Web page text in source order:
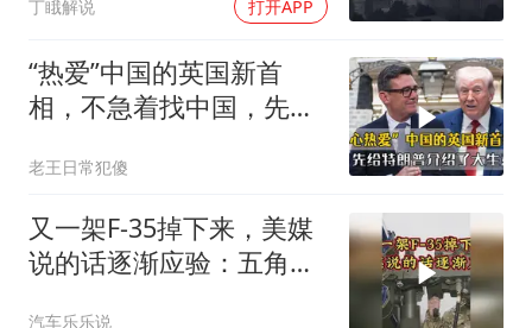
丁睋解说 打开APP
“热爱”中国的英国新首
相，不急着找中国，先给
老王日常犯傻
又一架F-35掉下来，美媒
说的话逐渐应验：五角大
汽车乐乐说